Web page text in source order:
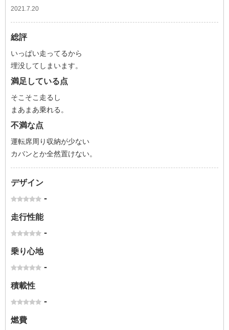
2021.7.20
総評
いっぱい走ってるから
埋没してしまいます。
満足している点
そこそこ走るし
まあまあ乗れる。
不満な点
運転席周り収納が少ない
カバンとか全然置けない。
デザイン
-
走行性能
-
乗り心地
-
積載性
-
燃費